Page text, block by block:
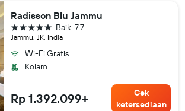
Radisson Blu Jammu
Jammu, JK, India
7.7
Baik
bintang 5
Wi-Fi Gratis
Kolam
Rp 1.392.099+
Cek
ketersediaan